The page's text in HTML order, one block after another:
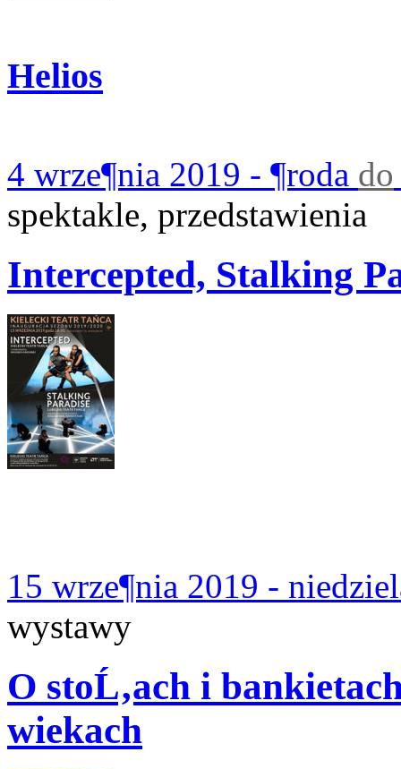
Helios
4 wrze¶nia 2019 - ¶roda do
spektakle, przedstawienia
Intercepted, Stalking
15 wrze¶nia 2019 -
wystawy
O stoĹ‚ach i
wiekach